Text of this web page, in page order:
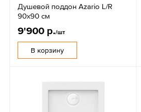
Душевой поддон Azario L/R
90х90 см
9'900 р./шт
В корзину